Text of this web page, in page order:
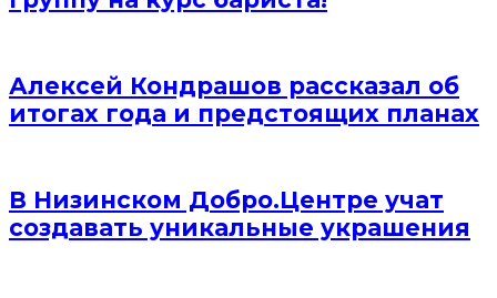
Алексей Кондрашов рассказал об
итогах года и предстоящих планах
В Низинском Добро.Центре учат
создавать уникальные украшения